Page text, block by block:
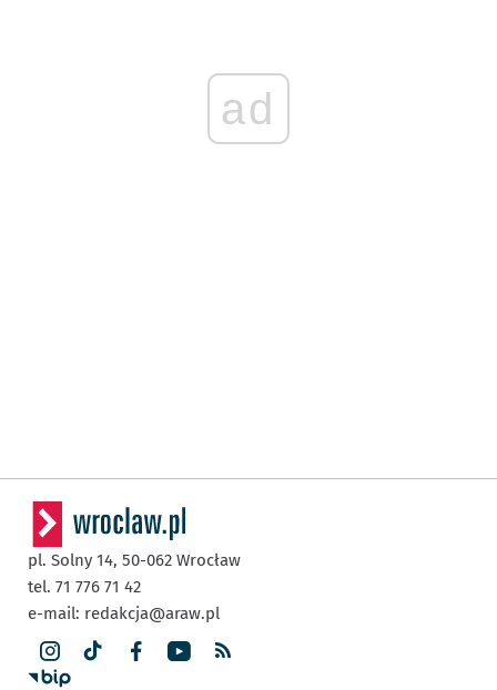
ad
pl. Solny 14, 50-062 Wrocław
tel. 71 776 71 42
e-mail: redakcja@araw.pl